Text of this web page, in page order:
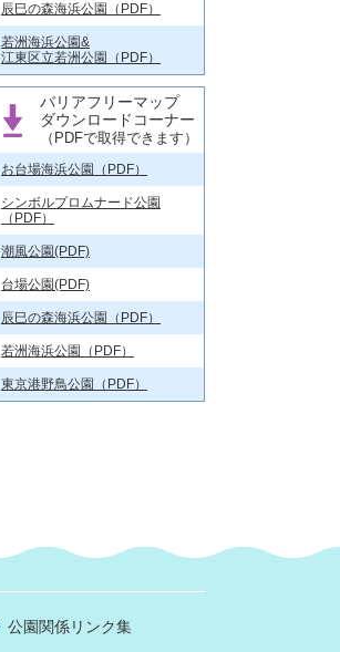
辰巳の森海浜公園（PDF）
若洲海浜公園&
江東区立若洲公園（PDF）
バリアフリーマップ
ダウンロードコーナー
（PDFで取得できます）
お台場海浜公園（PDF）
シンボルプロムナード公園
（PDF）
潮風公園(PDF)
台場公園(PDF)
辰巳の森海浜公園（PDF）
若洲海浜公園（PDF）
東京港野鳥公園（PDF）
公園関係リンク集